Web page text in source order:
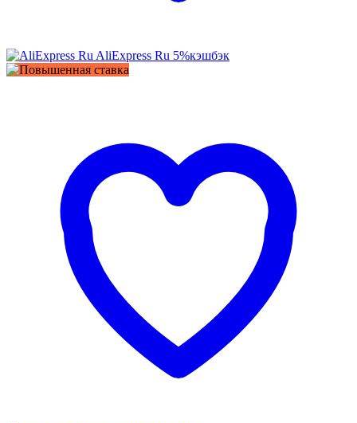
AliExpress Ru 5%кэшбэк